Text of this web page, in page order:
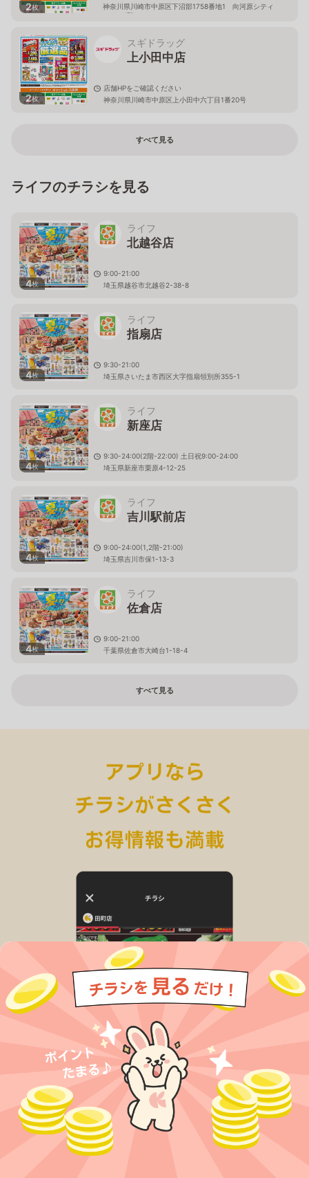
2枚
神奈川県川崎市中原区下沼部1758番地1 向河原シティ
ハイツ1階
2枚
スギドラッグ
上小田中店
店舗HPをご確認ください
神奈川県川崎市中原区上小田中六丁目1番20号
すべて見る
ライフのチラシを見る
4枚
ライフ
北越谷店
9:00-21:00
埼玉県越谷市北越谷2-38-8
4枚
ライフ
指扇店
9:30-21:00
埼玉県さいたま市西区大字指扇領別所355-1
4枚
ライフ
新座店
9:30-24:00(2階-22:00) 土日祝9:00-24:00
埼玉県新座市栗原4-12-25
4枚
ライフ
吉川駅前店
9:00-24:00(1,2階-21:00)
埼玉県吉川市保1-13-3
4枚
ライフ
佐倉店
9:00-21:00
千葉県佐倉市大崎台1-18-4
すべて見る